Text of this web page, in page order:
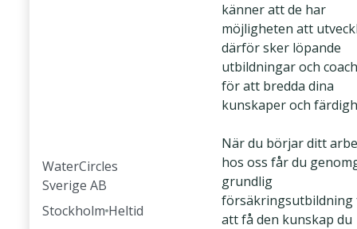
WaterCircles
Sverige AB
Stockholm Heltid
känner att de har
möjligheten att
därför sker löpande
utbildningar och
för att bredda dina
kunskaper och
När du börjar ditt
hos oss får du
grundlig
försäkringsutbildning
att få den kunskap du